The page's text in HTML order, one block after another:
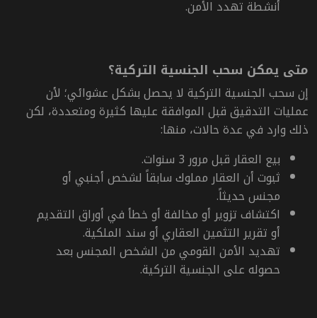
أنشطة تهدد الأمن.
متى يمكن سحب الجنسية التركية؟
إن سحب الجنسية التركية لا يحصل بشكل عشوائي؛ لأن
عمليات التدقيق قبل الموافقة عليها كثيرة ومتعددة، لكن
ذلك وارد في عدة حالات، منها:
بيع العقار قبل مرور 3 سنوات.
ثبوت أن العقار مملوك سابقاً لشخص أجنبي أو
مجنس حديثاً.
اكتشاف تزوير أو مخالفة أو خطأ في أوراق التقديم
أو تقرير التثمين العقاري أو سند الملكية.
تهديد الأمن القومي من الشخص المجنس بعد
حصوله على الجنسية التركية.